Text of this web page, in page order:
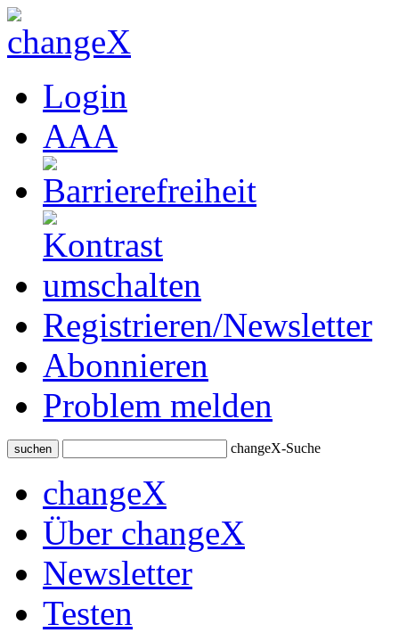
Login
AAA
Registrieren/Newsletter
Abonnieren
Problem melden
suchen changeX-Suche
changeX
Über changeX
Newsletter
Testen